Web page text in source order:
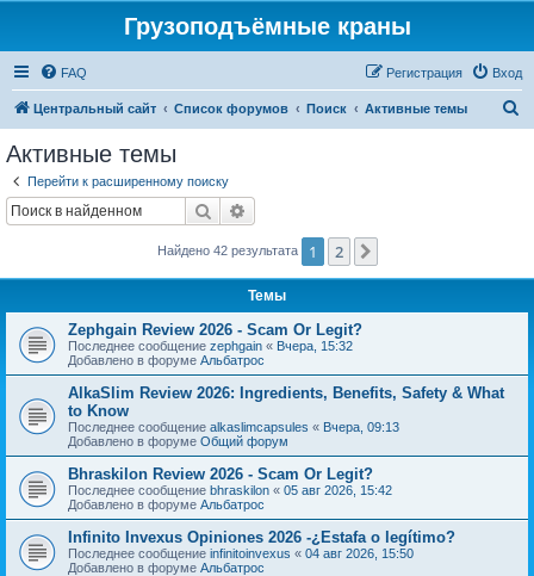
Грузоподъёмные краны
FAQ Вход
Регистрация
Центральный сайт Список форумов Поиск Активные темы
Активные темы
Перейти к расширенному поиску
Поиск
Найдено 42 результата 1 2
Темы
Zephgain Review 2026 - Scam Or Legit?
Последнее сообщение zephgain « Вчера, 15:32
Добавлено в форуме Альбатрос
AlkaSlim Review 2026: Ingredients, Benefits, Safety & What
to Know
Последнее сообщение alkaslimcapsules « Вчера, 09:13
Добавлено в форуме Общий форум
Bhraskilon Review 2026 - Scam Or Legit?
Последнее сообщение bhraskilon « 05 авг 2026, 15:42
Добавлено в форуме Альбатрос
Infinito Invexus Opiniones 2026 -¿Estafa o legítimo?
Последнее сообщение infinitoinvexus « 04 авг 2026, 15:50
Добавлено в форуме Альбатрос